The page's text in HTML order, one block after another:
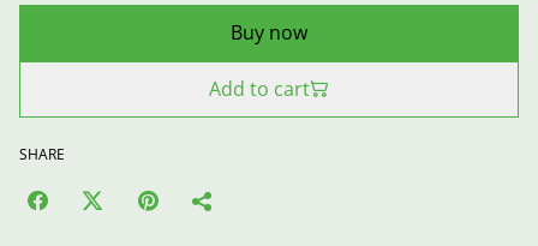
Buy now
Add to cart
SHARE